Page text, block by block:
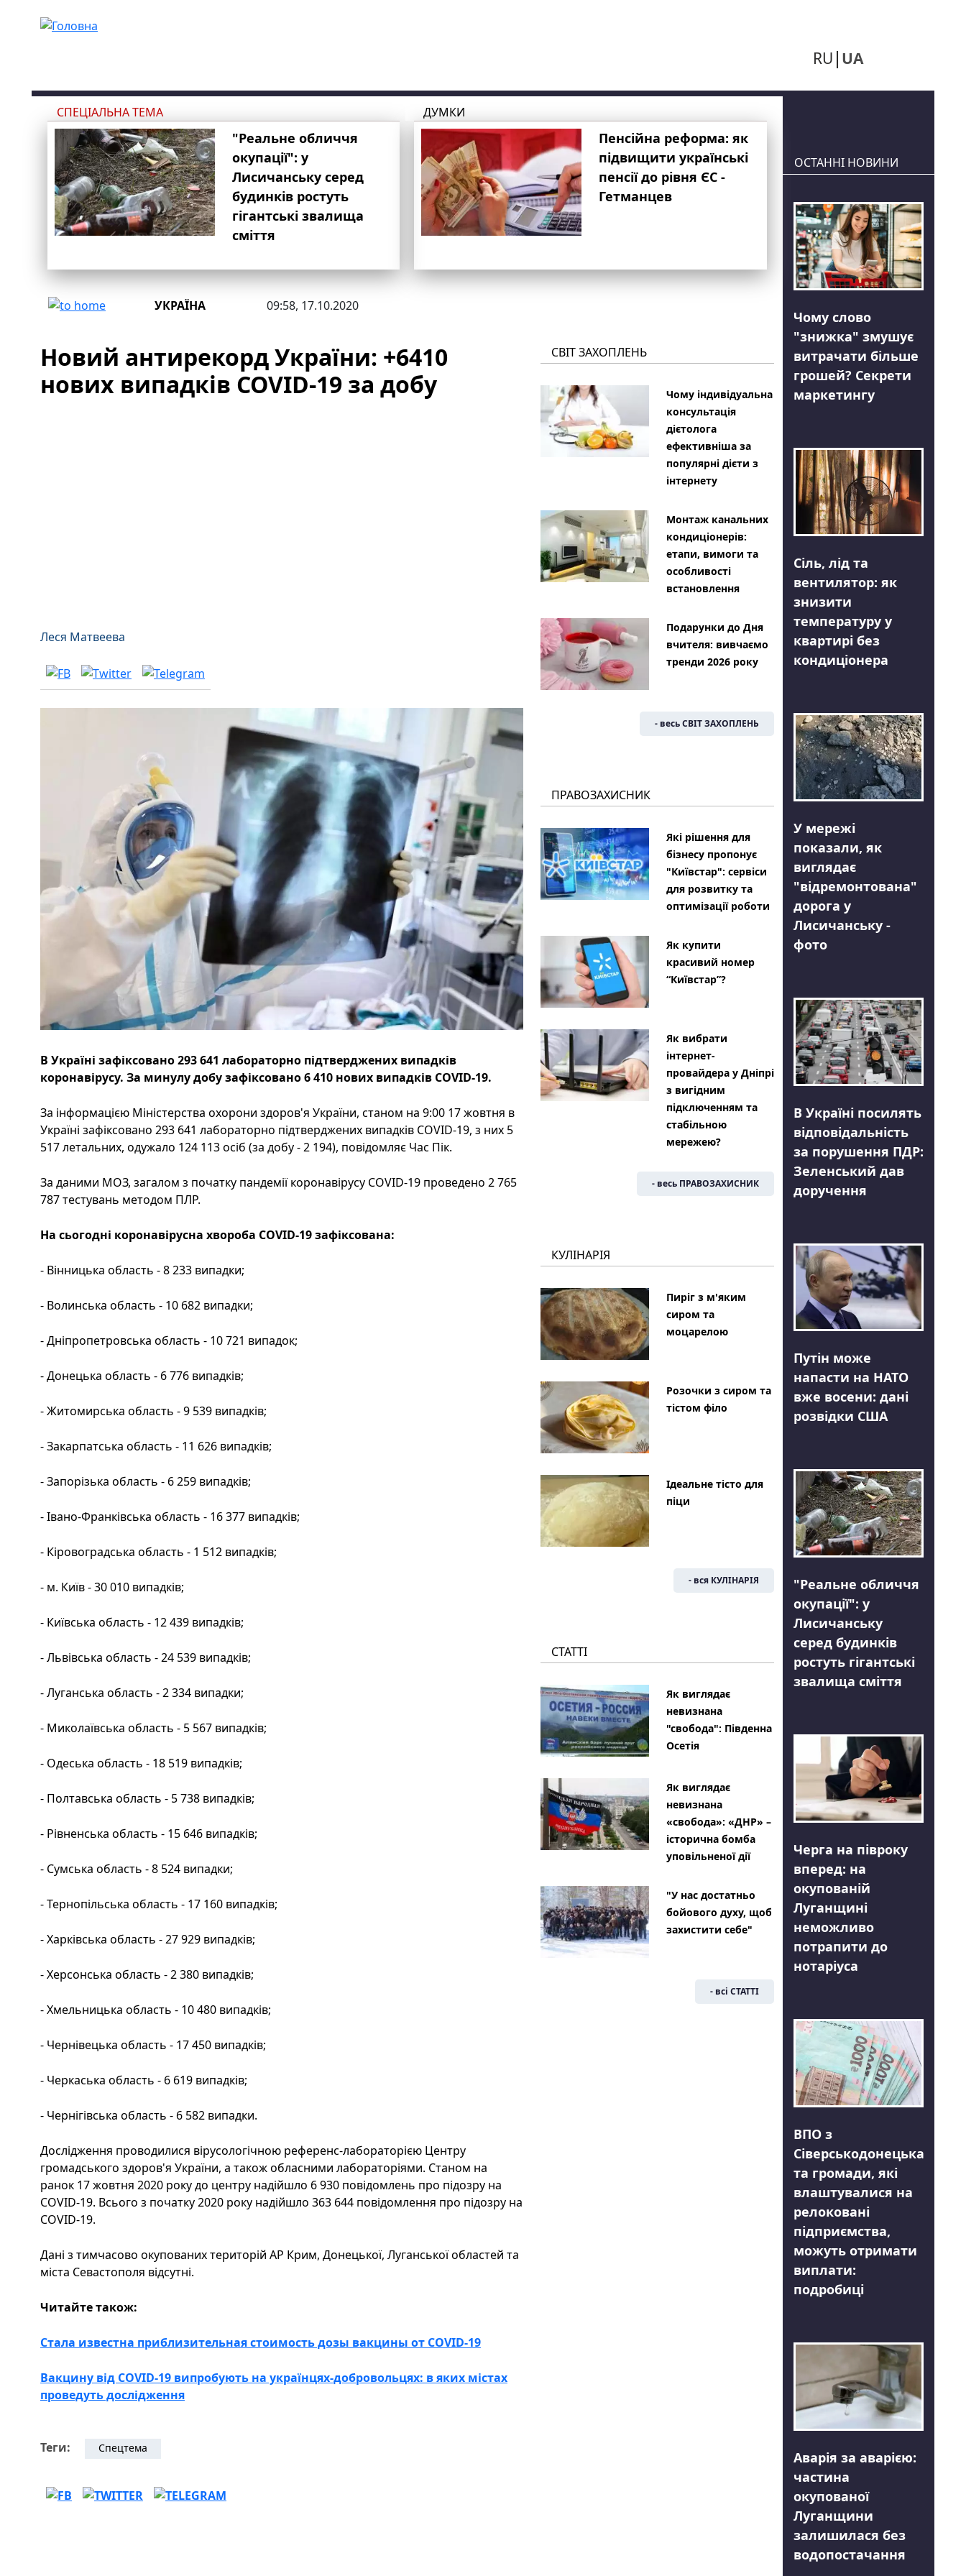
RU UA
СПЕЦІАЛЬНА ТЕМА
"Реальне обличчя
окупації": у
Лисичанську серед
будинків ростуть
гігантські звалища
сміття
ДУМКИ
Пенсійна реформа: як
підвищити українські
пенсії до рівня ЄС -
Гетманцев
УКРАЇНА 09:58, 17.10.2020
Новий антирекорд України: +6410
нових випадків COVID-19 за добу
Леся Матвеева
В Україні зафіксовано 293 641 лабораторно підтверджених випадків
коронавірусу. За минулу добу зафіксовано 6 410 нових випадків COVID-19.
За інформацією Міністерства охорони здоров'я України, станом на 9:00 17 жовтня в
Україні зафіксовано 293 641 лабораторно підтверджених випадків COVID-19, з них 5
517 летальних, одужало 124 113 осіб (за добу - 2 194), повідомляє Час Пік.
За даними МОЗ, загалом з початку пандемії коронавірусу COVID-19 проведено 2 765
787 тестувань методом ПЛР.
На сьогодні коронавірусна хвороба COVID-19 зафіксована:
- Вінницька область - 8 233 випадки;
- Волинська область - 10 682 випадки;
- Дніпропетровська область - 10 721 випадок;
- Донецька область - 6 776 випадків;
- Житомирська область - 9 539 випадків;
- Закарпатська область - 11 626 випадків;
- Запорізька область - 6 259 випадків;
- Івано-Франківська область - 16 377 випадків;
- Кіровоградська область - 1 512 випадків;
- м. Київ - 30 010 випадків;
- Київська область - 12 439 випадків;
- Львівська область - 24 539 випадків;
- Луганська область - 2 334 випадки;
- Миколаївська область - 5 567 випадків;
- Одеська область - 18 519 випадків;
- Полтавська область - 5 738 випадків;
- Рівненська область - 15 646 випадків;
- Сумська область - 8 524 випадки;
- Тернопільська область - 17 160 випадків;
- Харківська область - 27 929 випадків;
- Херсонська область - 2 380 випадків;
- Хмельницька область - 10 480 випадків;
- Чернівецька область - 17 450 випадків;
- Черкаська область - 6 619 випадків;
- Чернігівська область - 6 582 випадки.
Дослідження проводилися вірусологічною референс-лабораторією Центру
громадського здоров'я України, а також обласними лабораторіями. Станом на
ранок 17 жовтня 2020 року до центру надійшло 6 930 повідомлень про підозру на
COVID-19. Всього з початку 2020 року надійшло 363 644 повідомлення про підозру на
COVID-19.
Дані з тимчасово окупованих територій АР Крим, Донецької, Луганської областей та
міста Севастополя відсутні.
Читайте також:
Стала известна приблизительная стоимость дозы вакцины от COVID-19
Вакцину від COVID-19 випробують на українцях-добровольцях: в яких містах
проведуть дослідження
Теги: Спецтема
СВІТ ЗАХОПЛЕНЬ
Чому індивідуальна
консультація
дієтолога
ефективніша за
популярні дієти з
інтернету
Монтаж канальних
кондиціонерів:
етапи, вимоги та
особливості
встановлення
Подарунки до Дня
вчителя: вивчаємо
тренди 2026 року
- весь СВІТ ЗАХОПЛЕНЬ
ПРАВОЗАХИСНИК
Які рішення для
бізнесу пропонує
"Київстар": сервіси
для розвитку та
оптимізації роботи
Як купити
красивий номер
“Київстар”?
Як вибрати
інтернет-
провайдера у Дніпрі
з вигідним
підключенням та
стабільною
мережею?
- весь ПРАВОЗАХИСНИК
КУЛІНАРІЯ
Пиріг з м'яким
сиром та
моцарелою
Розочки з сиром та
тістом філо
Ідеальне тісто для
піци
- вся КУЛІНАРІЯ
СТАТТІ
Як виглядає
невизнана
"свобода": Південна
Осетія
Як виглядає
невизнана
«свобода»: «ДНР» –
історична бомба
уповільненої дії
"У нас достатньо
бойового духу, щоб
захистити себе"
- всі СТАТТІ
ОСТАННІ НОВИНИ
Чому слово
"знижка" змушує
витрачати більше
грошей? Секрети
маркетингу
Сіль, лід та
вентилятор: як
знизити
температуру у
квартирі без
кондиціонера
У мережі
показали, як
виглядає
"відремонтована"
дорога у
Лисичанську -
фото
В Україні посилять
відповідальність
за порушення ПДР:
Зеленський дав
доручення
Путін може
напасти на НАТО
вже восени: дані
розвідки США
"Реальне обличчя
окупації": у
Лисичанську
серед будинків
ростуть гігантські
звалища сміття
Черга на півроку
вперед: на
окупованій
Луганщині
неможливо
потрапити до
нотаріуса
ВПО з
Сіверськодонецька
та громади, які
влаштувалися на
релоковані
підприємства,
можуть отримати
виплати:
подробиці
Аварія за аварією:
частина
окупованої
Луганщини
залишилася без
водопостачання